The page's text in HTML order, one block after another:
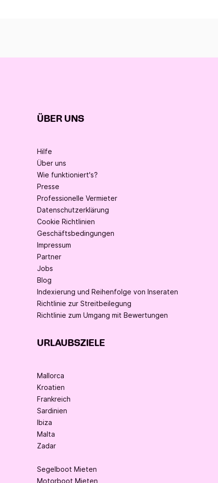
ÜBER UNS
Hilfe
Über uns
Wie funktioniert's?
Presse
Professionelle Vermieter
Datenschutzerklärung
Cookie Richtlinien
Geschäftsbedingungen
Impressum
Partner
Jobs
Blog
Indexierung und Reihenfolge von Inseraten
Richtlinie zur Streitbeilegung
Richtlinie zum Umgang mit Bewertungen
URLAUBSZIELE
Mallorca
Kroatien
Frankreich
Sardinien
Ibiza
Malta
Zadar
Segelboot Mieten
Motorboot Mieten